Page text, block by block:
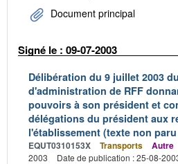
Document principal
Signé le : 09-07-2003
Délibération du 9 juillet 2003
d'administration de RFF
pouvoirs à son président et
délégations du président aux
l'établissement (texte non
EQUT0310153X Transports Autre
2003
Date de publication : 25-08-